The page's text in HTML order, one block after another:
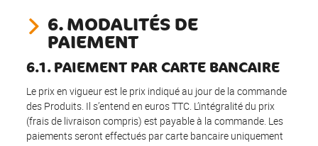
6. MODALITÉS DE
PAIEMENT
6.1. PAIEMENT PAR CARTE BANCAIRE
Le prix en vigueur est le prix indiqué au jour de la commande
des Produits. Il s’entend en euros TTC. L’intégralité du prix
(frais de livraison compris) est payable à la commande. Les
paiements seront effectués par carte bancaire uniquement